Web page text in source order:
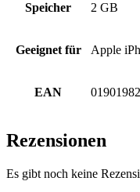
Speicher 2 GB
Geeignet für Apple
EAN
Rezensionen
Es gibt noch keine